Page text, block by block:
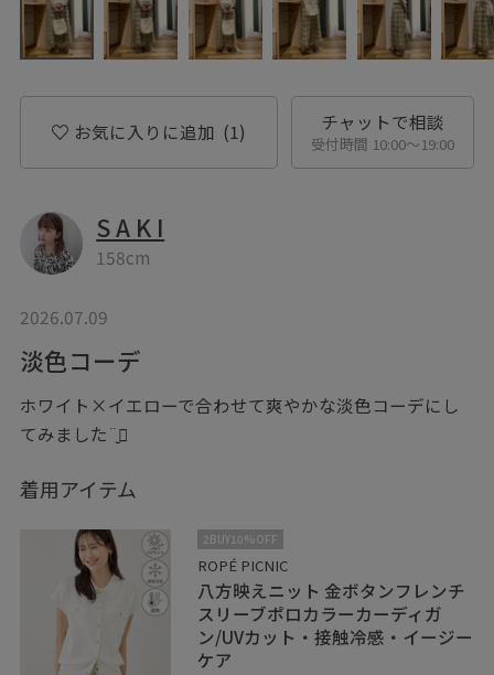
お気に入りに追加 (1) チャットで相談
受付時間 10:00〜19:00
S A K I
158cm
2026.07.09
淡色コーデ
ホワイト×イエローで合わせて爽やかな淡色コーデにし
てみました¨̮⃝
着用アイテム
2BUY10%OFF
ROPÉ PICNIC
八方映えニット 金ボタンフレンチ
スリーブポロカラーカーディガ
ン/UVカット・接触冷感・イージー
ケア